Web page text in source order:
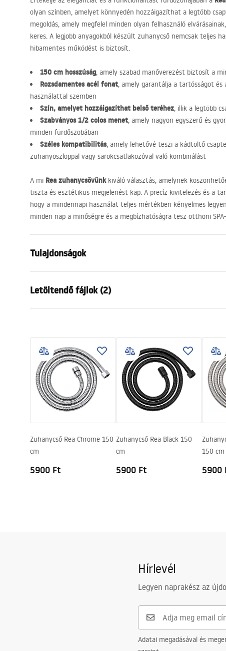
olyan színben, amelyet könnyedén hozzáigazíthat a legtöbb
megoldás, amely megfelel minden olyan felhasználó
keres. A legjobb anyagokból készült zuhanycső nemcsak teljes
hibamentes működést is biztosít.
150 cm hosszúság, amely szabad manőverezést biztosít a
Rozsdamentes acél fonat, amely garantálja a tartósságot és
használattal szemben
Szín, amelyet hozzáigazíthat belső teréhez, illik a legtöbb
Szabványos 1/2 colos menet, amely nagyon egyszerű és
minden fürdőszobában
Széles kompatibilitás, amely lehetővé teszi a kádtöltő
zuhanyoszloppal vagy sarokcsatlakozóval való kombinálást
A mi Rea zuhanycsövünkkiváló választás, amelynek
tiszta és esztétikus megjelenést kap. A precíz kivitelezés és a
hogy a mindennapi használat teljes mértékben kényelmes
minden nap a minőségre és a megbízhatóságra tesz otthoni SPA
Tulajdonságok
Garancia
Anyag
Szín
Letöltendő fájlok (2)
WARUNKI_BEZPIECZENSTWA_AKCE
SORIA_LAZIENKOWE.pdf
Zuhanycső Rea Chrome 150
cm
5900 Ft
Zuhanycső Rea Black 150
cm
5900 Ft
150 cm
5900
Hírlevél
Legyen naprakész az
Adatai megadásával és